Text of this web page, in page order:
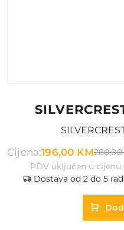
Cijena:196,00 KM280,00
PDV uključen u cijenu
Dostava od 2 do 5